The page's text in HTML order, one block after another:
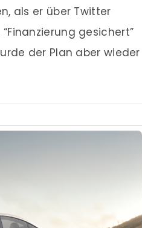
als er über Twitter
gesichert”
der Plan aber wieder